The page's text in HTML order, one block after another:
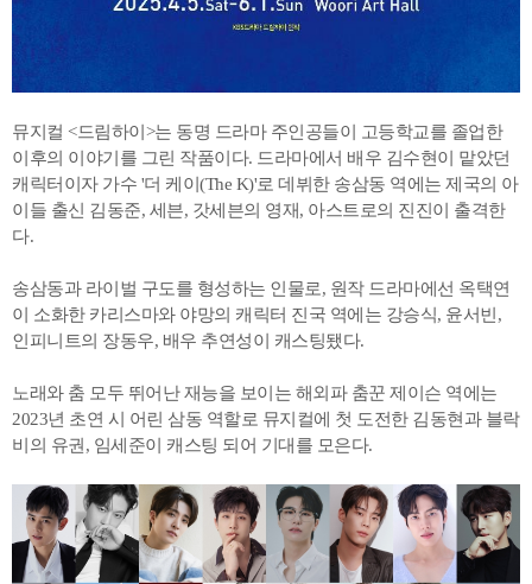
뮤지컬 <드림하이>는 동명 드라마 주인공들이 고등학교를 졸업한
이후의 이야기를 그린 작품이다. 드라마에서 배우 김수현이 맡았던
캐릭터이자 가수 '더 케이(The K)'로 데뷔한 송삼동 역에는 제국의 아
이들 출신 김동준, 세븐, 갓세븐의 영재, 아스트로의 진진이 출격한
다.
송삼동과 라이벌 구도를 형성하는 인물로, 원작 드라마에선 옥택연
이 소화한 카리스마와 야망의 캐릭터 진국 역에는 강승식, 윤서빈,
인피니트의 장동우, 배우 추연성이 캐스팅됐다.
노래와 춤 모두 뛰어난 재능을 보이는 해외파 춤꾼 제이슨 역에는
2023년 초연 시 어린 삼동 역할로 뮤지컬에 첫 도전한 김동현과 블락
비의 유권, 임세준이 캐스팅 되어 기대를 모은다.